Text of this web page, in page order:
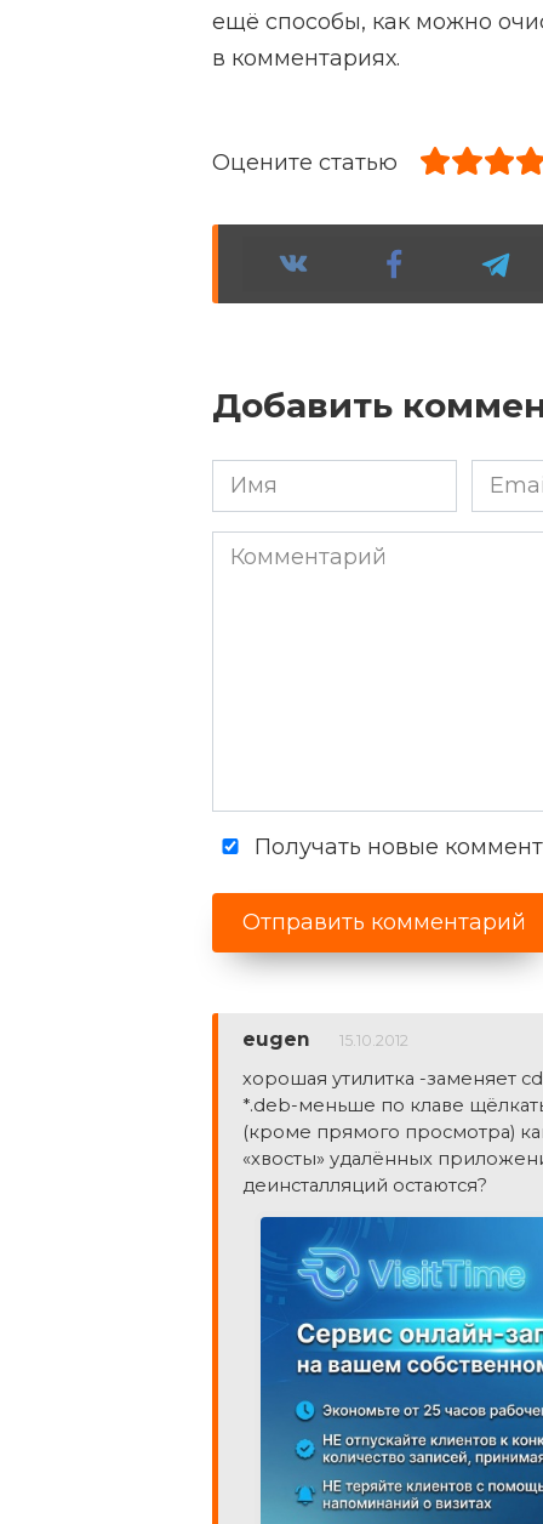
ещё способы, как можно
в комментариях.
Оцените статью
Добавить
Имя
*
Email
*
Комментарий
Получать новые
eugen 15.10.2012
хорошая утилитка -заменяет
*.deb-меньше по клаве
(кроме прямого просмотра)
«хвосты» удалённых
деинсталляций остаются?